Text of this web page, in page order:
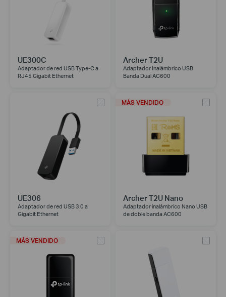
UE300C
Adaptador de red USB Type-C a
RJ45 Gigabit Ethernet
Archer T2U
Adaptador Inalámbrico USB
Banda Dual AC600
UE306
Adaptador de red USB 3.0 a
Gigabit Ethernet
MÁS VENDIDO
Archer T2U Nano
Adaptador inalámbrico Nano USB
de doble banda AC600
MÁS VENDIDO